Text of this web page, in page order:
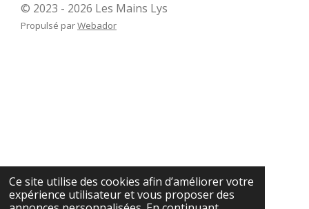
Ce site utilise des cookies afin d’améliorer votre
expérience utilisateur et vous proposer des
© 2023 - 2026 Les Mains Lys
Propulsé parWebador